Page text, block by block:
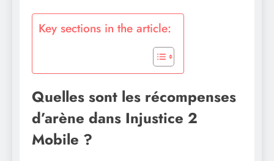
Key sections in the article:
Quelles sont les récompenses
d’arène dans Injustice 2
Mobile ?